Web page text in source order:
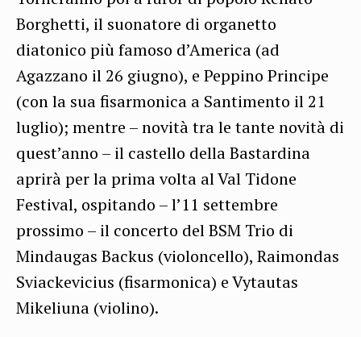
Borghetti, il suonatore di organetto
diatonico più famoso d’America (ad
Agazzano il 26 giugno), e Peppino Principe
(con la sua fisarmonica a Santimento il 21
luglio); mentre – novità tra le tante novità di
quest’anno – il castello della Bastardina
aprirà per la prima volta al Val Tidone
Festival, ospitando – l’11 settembre
prossimo – il concerto del BSM Trio di
Mindaugas Backus (violoncello), Raimondas
Sviackevicius (fisarmonica) e Vytautas
Mikeliuna (violino).